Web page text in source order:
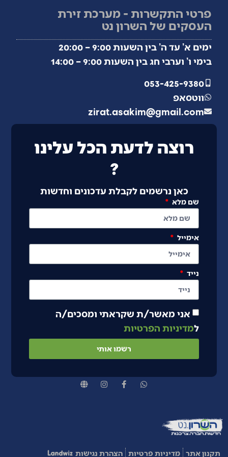
פרטי התקשרות - מערכת זירת
העסקים של השרון נט
ימים א’ עד ה’ בין השעות 9:00 – 20:00
בימי ו’ וערבי חג בין השעות 9:00 – 14:00
053-425-9380
ווטסאפ
zirat.asakim@gmail.com
רוצה לדעת הכל עלינו
?
כאן נרשמים לקבלת עדכונים וחדשות
שם מלא
אימייל
נייד
אני מאשר/ת שקראתי ומסכים/ה
למדיניות הפרטיות
רשמו אותי
תקנון אתר מדיניות פרטיות הצהרת נגישות